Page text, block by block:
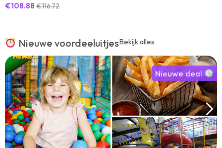
€108.88 €116.72
Nieuwe voordeeluitjesBekijk alles
Nieuwe deal